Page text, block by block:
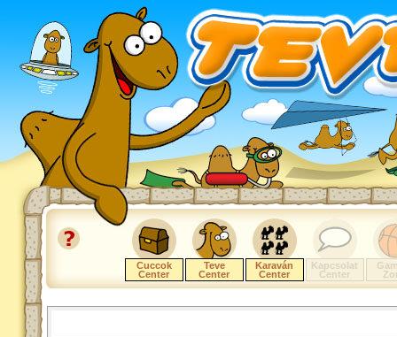
Cuccok
Center
Teve
Center
Karaván
Center
Kapcsolat
Center